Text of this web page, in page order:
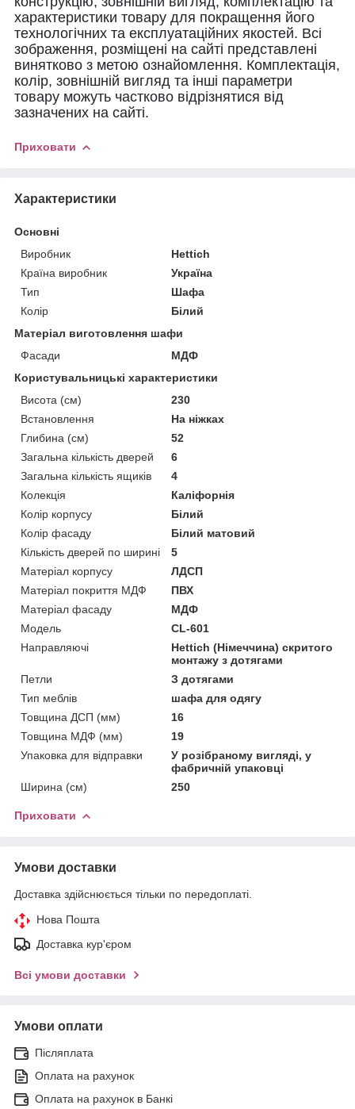
характеристики товару для покращення його
технологічних та експлуатаційних якостей. Всі
зображення, розміщені на сайті представлені
винятково з метою ознайомлення. Комплектація,
колір, зовнішній вигляд та інші параметри
товару можуть частково відрізнятися від
зазначених на сайті.
Приховати
Характеристики
Основні
Виробник
Hettich
Країна виробник
Україна
Тип
Шафа
Колір
Білий
Матеріал виготовлення шафи
Фасади
МДФ
Користувальницькі характеристики
Висота (см)
230
Встановлення
На ніжках
Глибина (см)
52
Загальна кількість дверей
6
Загальна кількість ящиків
4
Колекція
Каліфорнія
Колір корпусу
Білий
Колір фасаду
Білий матовий
Кількість дверей по ширині
5
Матеріал корпусу
ЛДСП
Матеріал покриття МДФ
ПВХ
Матеріал фасаду
МДФ
Мoдель
CL-601
Направляючі
Hettich (Німеччина) скритого
монтажу з дотягами
Петли
З дотягами
Тип меблів
шафа для одягу
Товщина ДСП (мм)
16
Товщина МДФ (мм)
19
Упаковка для відправки
У розібраному вигляді, у
фабричній упаковці
Ширина (см)
250
Приховати
Умови доставки
Доставка здійснюється тільки по передоплаті.
Нова Пошта
Доставка кур'єром
Всі умови доставки
Умови оплати
Післяплата
Оплата на рахунок
Оплата на рахунок в Банкі